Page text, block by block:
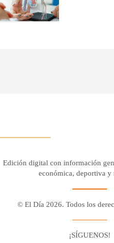
Edición digital con información
económica, deportiva y
© El Día 2026. Todos los
¡SÍGUENOS!